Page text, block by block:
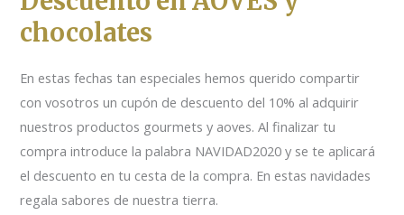
chocolates
En estas fechas tan especiales hemos querido compartir
con vosotros un cupón de descuento del 10% al adquirir
nuestros productos gourmets y aoves. Al finalizar tu
compra introduce la palabra NAVIDAD2020 y se te aplicará
el descuento en tu cesta de la compra. En estas navidades
regala sabores de nuestra tierra.